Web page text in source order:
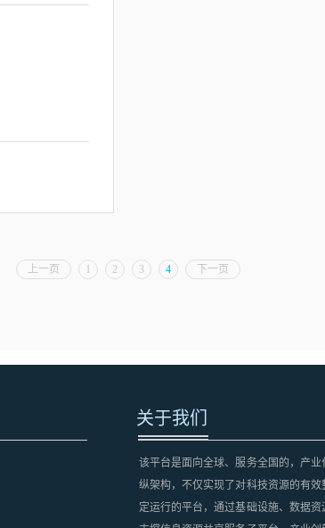
上一页 1 2 3 4 下一页
关于我们
该平台是面向全球、服务全国的，产
纵架构，不仅实现了对科技资源的有
定运行的平台，通过基础设施、数据